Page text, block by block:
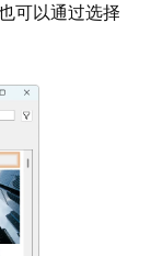
可以通过选择